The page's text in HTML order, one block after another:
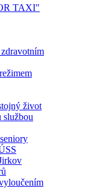
TAXI"
život
službou